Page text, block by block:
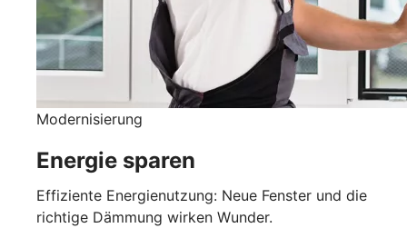
Modernisierung
Energie sparen
Effiziente Energienutzung: Neue Fenster und die
richtige Dämmung wirken Wunder.